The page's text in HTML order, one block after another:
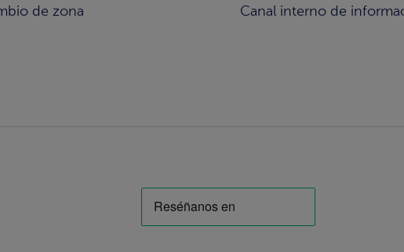
de zona
Canal interno de